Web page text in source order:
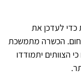
לעדכן את
בתחום. הכשרה מתמשכת
הצוותים יתמודדו